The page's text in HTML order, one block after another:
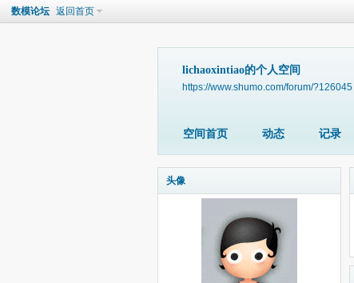
数模论坛 返回首页
lichaoxintiao的个人空间
https://www.shumo.com/forum/?126045
空间首页 动态 记录
头像